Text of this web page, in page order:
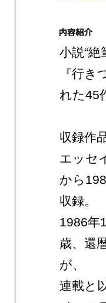
小説“
『行
れた45
収録作
エッセ
から
収録。
1986年
歳、還
が、
連載と